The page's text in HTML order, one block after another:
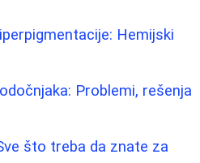
Hemijski
Problemi, rešenja
što treba da znate za